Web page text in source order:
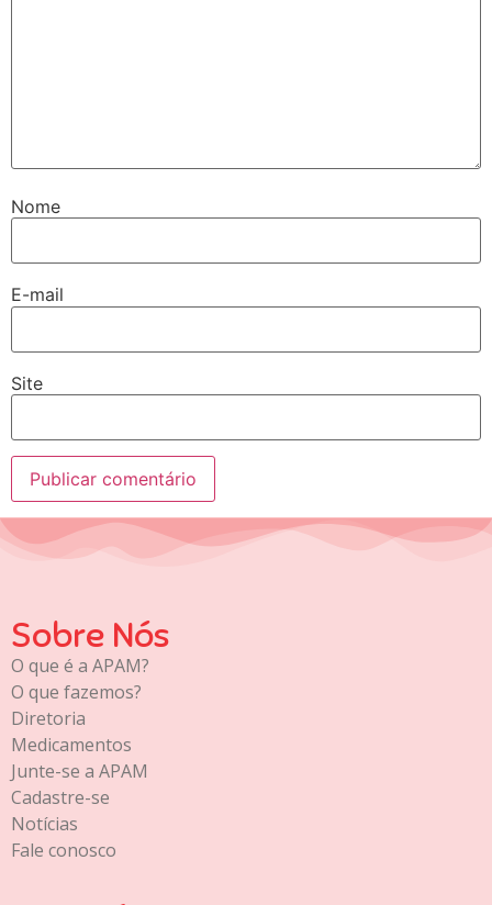
Nome
E-mail
Site
Sobre Nós
O que é a APAM?
O que fazemos?
Diretoria
Medicamentos
Junte-se a APAM
Cadastre-se
Notícias
Fale conosco